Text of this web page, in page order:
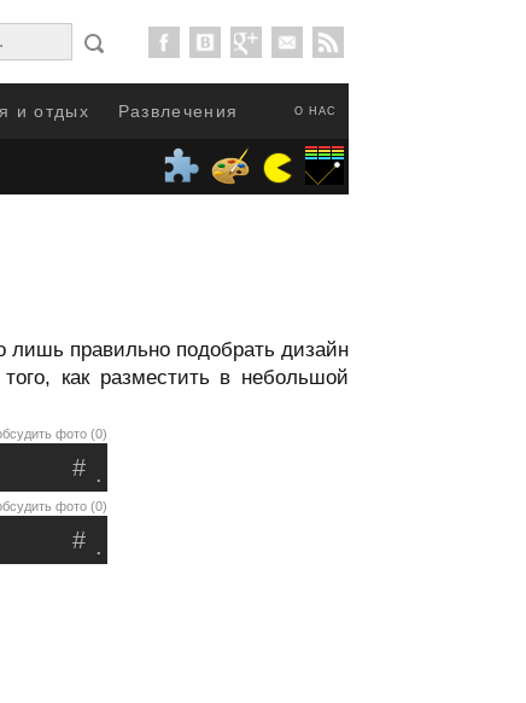
О НАС
и отдых Развлечения
правильно подобрать дизайн
как разместить в небольшой
фото (0)
.
#
фото (0)
.
#